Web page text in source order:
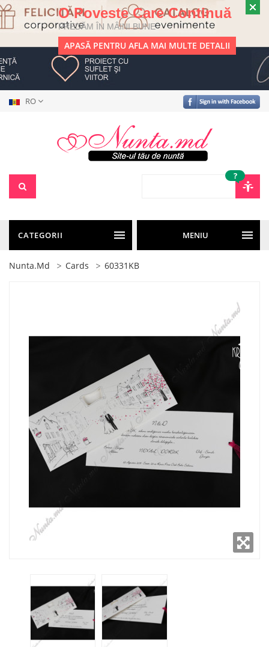
O Poveste Care Continuă
PREDĂM ÎN MÂINI BUNE
APASĂ PENTRU AFLA MAI MULTE DETALII
RO
?
CATEGORII MENIU
Nunta.md Cards 60331KB